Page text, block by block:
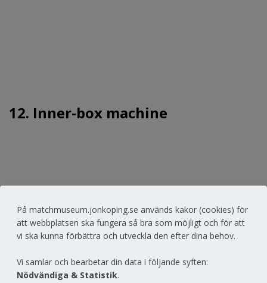
12. Inner-box machine
På matchmuseum.jonkoping.se används kakor (cookies) för
att webbplatsen ska fungera så bra som möjligt och för att
vi ska kunna förbättra och utveckla den efter dina behov.
Vi samlar och bearbetar din data i följande syften:
Nödvändiga & Statistik.